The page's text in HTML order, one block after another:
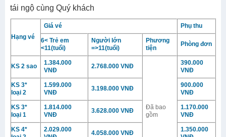
tái ngộ cùng Quý khách
Hạng vé
Giá vé Phụ thu
6< Trẻ em
<11(tuổi)
Người lớn
=>11(tuổi)
Phương
tiện
Phòng đơn
KS 2 sao
1.384.000
VNĐ
2.768.000 VNĐ
Đã bao
gồm
390.000
VNĐ
KS 3*
loại 2
1.599.000
VNĐ
3.198.000 VNĐ
900.000
VNĐ
KS 3*
loại 1
1.814.000
VNĐ
3.628.000 VNĐ
1.170.000
VNĐ
KS 4*
2.029.000
4.058.000 VNĐ
1.350.000